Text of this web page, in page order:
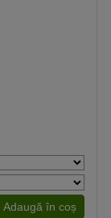
Adaugă în coș